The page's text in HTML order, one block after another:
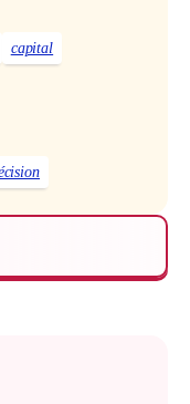
capital